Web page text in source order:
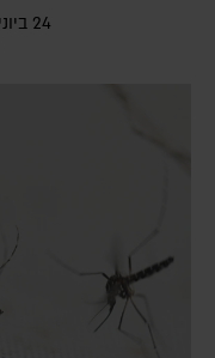
24 ביוני 2024